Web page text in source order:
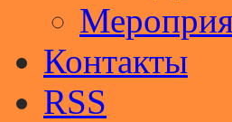
Контакты
RSS